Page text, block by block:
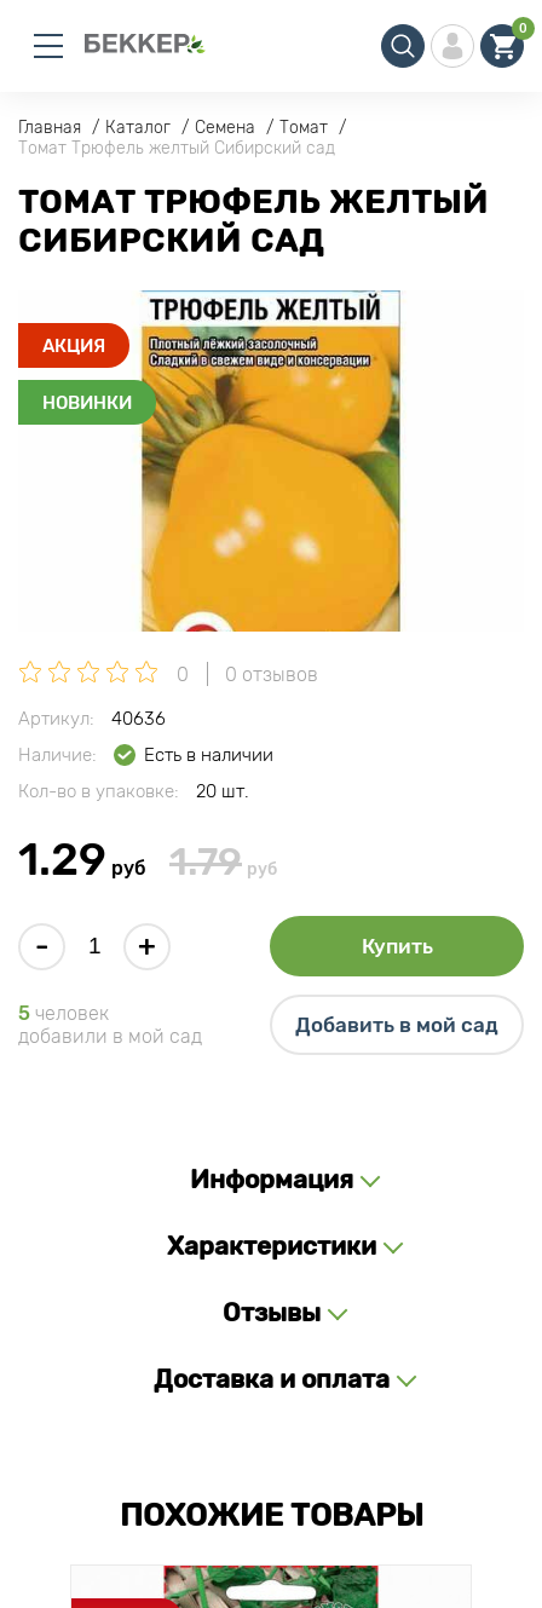
0
Главная Каталог Семена
Томат
Томат Трюфель желтый Сибирский сад
ТОМАТ ТРЮФЕЛЬ ЖЕЛТЫЙ
СИБИРСКИЙ САД
АКЦИЯ
НОВИНКИ
0 0 отзывов
Артикул:
40636
Наличие:
Есть в наличии
Кол-во в упаковке:
20 шт.
1.29 руб 1.79 руб
- + Купить
5 человек
добавили в мой сад
Добавить в мой сад
Информация
Характеристики
Отзывы
Доставка и оплата
ПОХОЖИЕ ТОВАРЫ